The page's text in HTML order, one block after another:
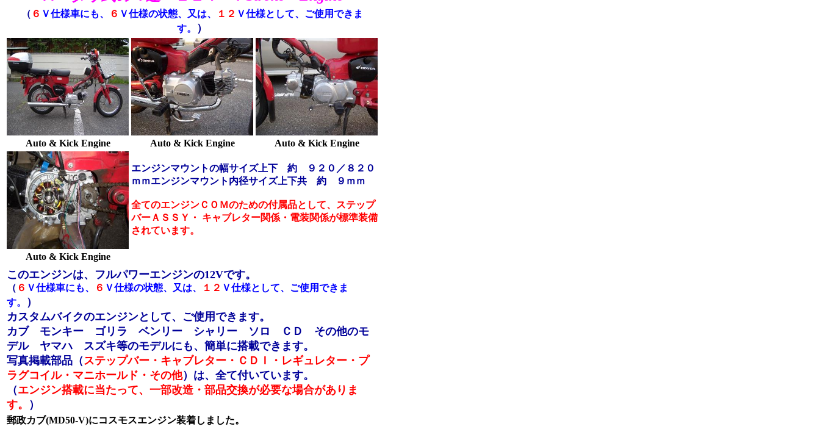
（ ６ Ｖ仕様車にも、 ６ Ｖ仕様の状態、又は、 １２ Ｖ仕様として、ご使用できま
す。
）
Auto & Kick Engine Auto & Kick Engine Auto & Kick Engine
エンジンマウントの幅サイズ上下 約 ９２０／８２０
ｍｍエンジンマウント内径サイズ上下共 約 ９ｍｍ
全てのエンジンＣＯＭのための付属品として、ステップ
バーＡＳＳＹ・
キャブレター関係・電装関係が標準装備
されています。
Auto & Kick Engine
このエンジンは、フルパワーエンジンの12Vです。
（ ６ Ｖ仕様車にも、 ６ Ｖ仕様の状態、又は、 １２ Ｖ仕様として、ご使用できま
す。
）
カスタムバイクのエンジンとして、ご使用できます。
カブ モンキー ゴリラ ベンリー シャリー ソロ ＣＤ その他のモ
デル ヤマハ スズキ等のモデルにも、簡単に搭載できます。
写真掲載部品（ステップバー・キャブレター・ＣＤＩ・レギュレター・プ
ラグコイル・マニホールド・その他）は、全て付いています。
（エンジン搭載に当たって、一部改造・部品交換が必要な場合がありま
す。 ）
郵政カブ(MD50-V)にコスモスエンジン装着しました。